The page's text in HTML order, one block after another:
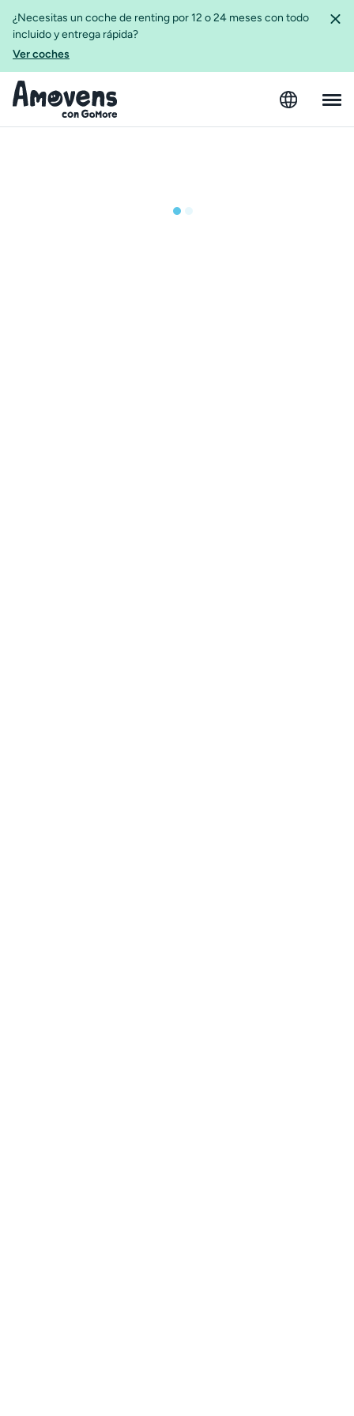
¿Necesitas un coche de renting por 12 o 24 meses con todo
incluido y entrega rápida?
Ver coches